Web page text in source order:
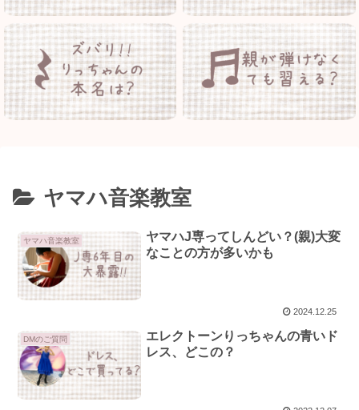
ヤマハ音楽教室
ヤマハ音楽教室
ヤマハJ専ってしんどい？(親)大変
なことの方が多いかも
2024.12.25
DMのご質問
エレクトーンりっちゃんの青いド
レス、どこの？